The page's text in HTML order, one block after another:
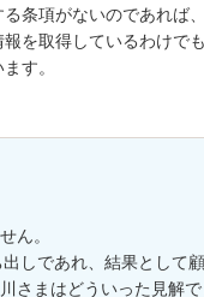
条項がないのであれば
を取得しているわけで
す。
ん。
しであれ、結果として